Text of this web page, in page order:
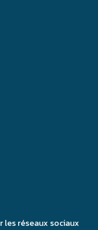
les réseaux sociaux